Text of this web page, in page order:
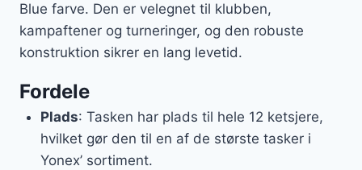
Blue farve. Den er velegnet til klubben,
kampaftener og turneringer, og den robuste
konstruktion sikrer en lang levetid.
Fordele
Plads: Tasken har plads til hele 12 ketsjere,
hvilket gør den til en af de største tasker i
Yonex’ sortiment.